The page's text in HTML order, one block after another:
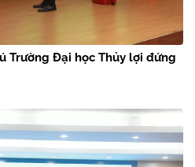
Trường Đại học Thủy lợi đứng